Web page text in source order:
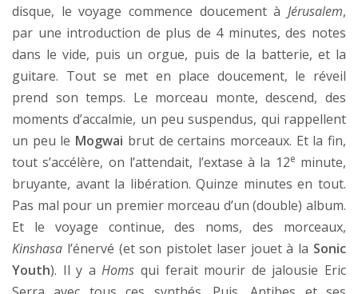
disque, le voyage commence doucement à Jérusalem,
par une introduction de plus de 4 minutes, des notes
dans le vide, puis un orgue, puis de la batterie, et la
guitare. Tout se met en place doucement, le réveil
prend son temps. Le morceau monte, descend, des
moments d’accalmie, un peu suspendus, qui rappellent
un peu le Mogwai brut de certains morceaux. Et la fin,
tout s’accélère, on l’attendait, l’extase à la 12e minute,
bruyante, avant la libération. Quinze minutes en tout.
Pas mal pour un premier morceau d’un (double) album.
Et le voyage continue, des noms, des morceaux,
Kinshasa l’énervé (et son pistolet laser jouet à la Sonic
Youth). Il y aHoms qui ferait mourir de jalousie Eric